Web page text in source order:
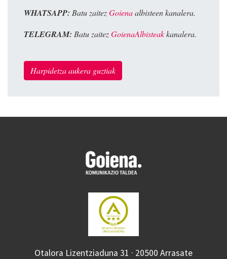
WHATSAPP: Batu zaitezGoienaalbisteen kanalera.
TELEGRAM: Batu zaitezGoienaAlbisteakkanalera.
Harpidetza aukera guztiak
Otalora Lizentziaduna 31 · 20500 Arrasate